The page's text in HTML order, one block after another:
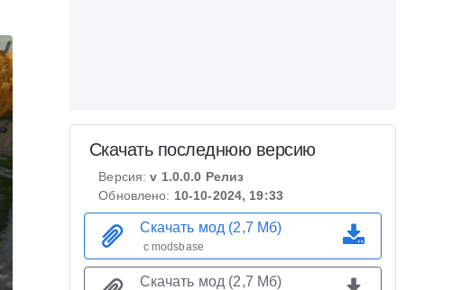
Скачать последнюю версию
Версия:v 1.0.0.0 Релиз
Обновлено: 10-10-2024, 19:33
Скачать мод (2,7 Мб)
с modsbase
Скачать мод (2,7 Мб)